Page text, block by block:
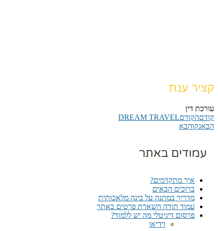
קציר ענת
עורכת דין
קודםהקודםDREAM TRAVEL
הבאגקוהבא
עמודים באתר
איך מתקדמים?
ברוכים הבאים
מדריך במתנה על בינה מלאכותית
עמוד תודה השארת פרטים באתר
פרסום דיגיטלי מה יש ללמוד?
וידיאו